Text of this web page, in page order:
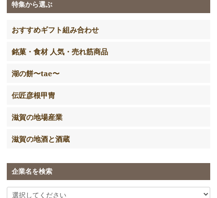
特集から選ぶ
おすすめギフト組み合わせ
銘菓・食材 人気・売れ筋商品
湖の餅〜tae〜
伝匠彦根甲冑
滋賀の地場産業
滋賀の地酒と酒蔵
企業名を検索